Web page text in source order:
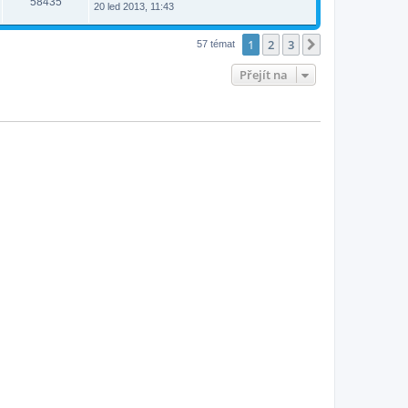
20 led 2013, 11:43
57 témat 1 2 3
Přejít na